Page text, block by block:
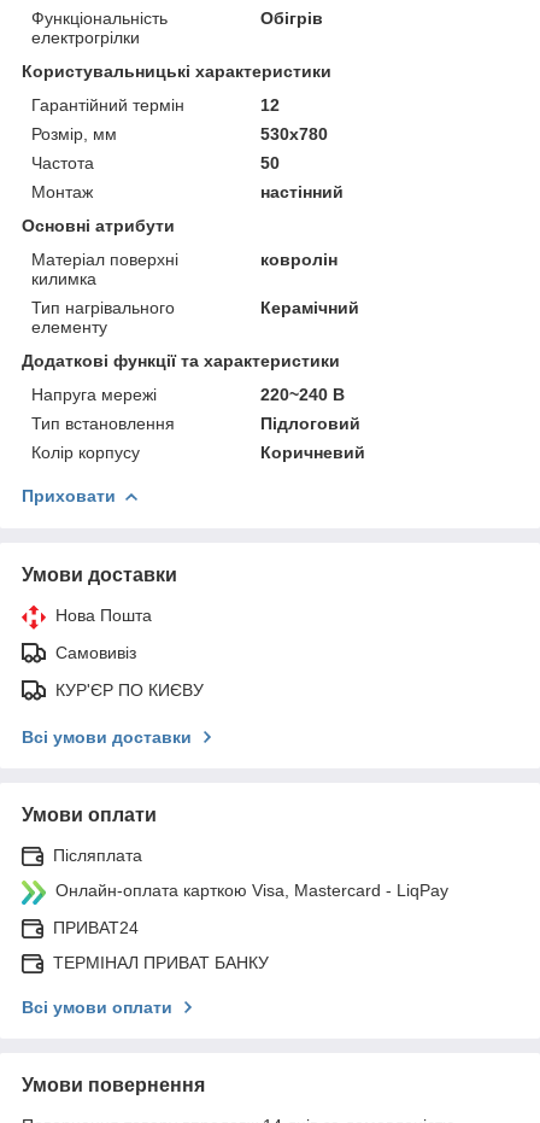
Функціональність
електрогрілки
Обігрів
Користувальницькі характеристики
Гарантійний термін
12
Розмір, мм
530х780
Частота
50
Монтаж
настінний
Основні атрибути
Матеріал поверхні
килимка
ковролін
Тип нагрівального
елементу
Керамічний
Додаткові функції та характеристики
Напруга мережі
220~240 В
Тип встановлення
Підлоговий
Колір корпусу
Коричневий
Приховати
Умови доставки
Нова Пошта
Самовивіз
КУР'ЄР ПО КИЄВУ
Всі умови доставки
Умови оплати
Післяплата
Онлайн-оплата карткою Visa, Mastercard - LiqPay
ПРИВАТ24
ТЕРМІНАЛ ПРИВАТ БАНКУ
Всі умови оплати
Умови повернення